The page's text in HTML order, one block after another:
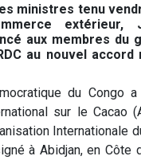
ministres tenu
extérieur,
aux membres du
au nouvel
du Congo
sur le Cacao
Internationale
à Abidjan, en Côte